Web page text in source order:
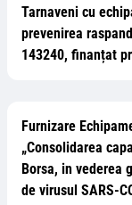
Tarnaveni cu
prevenirea
143240, finanțat
Furnizare
„Consolidarea
Borsa, in vederea
de virusul SARS-